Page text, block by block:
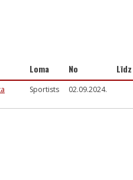
Loma No Līdz
Sportists 02.09.2024.